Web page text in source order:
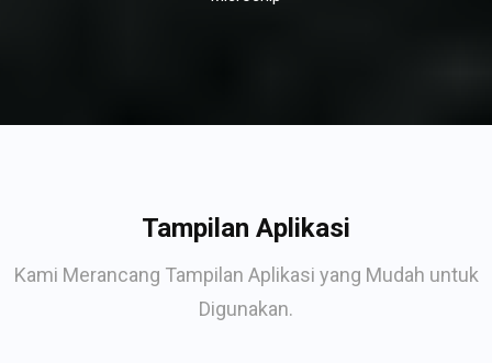
Tampilan Aplikasi
Kami Merancang Tampilan Aplikasi yang Mudah untuk
Digunakan.